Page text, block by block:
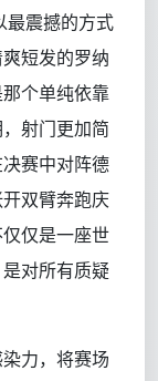
最震撼的方式
短发的罗纳
个单纯依靠
射门更加简
赛中对阵德
双臂奔跑庆
仅是一座世
对所有质疑
力，将赛场